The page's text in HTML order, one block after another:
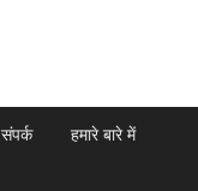
संपर्क
हमारे बारे में